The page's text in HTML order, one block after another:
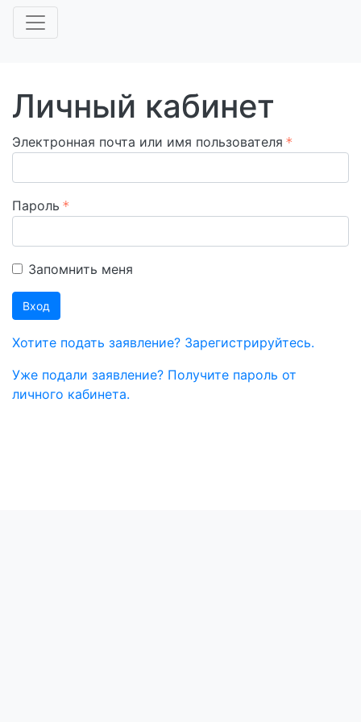
Личный кабинет
Электронная почта или имя пользователя
Пароль
Запомнить меня
Вход
Хотите подать заявление? Зарегистрируйтесь.
Уже подали заявление? Получите пароль от
личного кабинета.